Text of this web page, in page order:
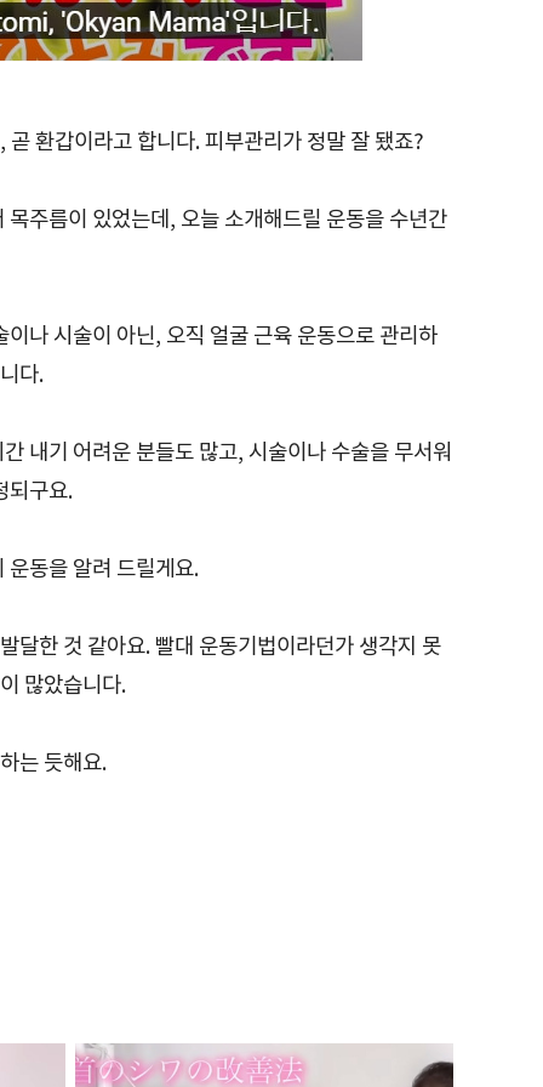
환갑이라고 합니다. 피부관리가 정말 잘 됐죠?
주름이 있었는데, 오늘 소개해드릴 운동을 수년간
나 시술이 아닌, 오직 얼굴 근육 운동으로 관리하
다.
내기 어려운 분들도 많고, 시술이나 수술을 무서워
되구요.
운동을 알려 드릴게요.
달한 것 같아요. 빨대 운동기법이라던가 생각지 못
많았습니다.
는 듯해요.